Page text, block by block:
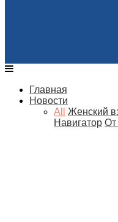
Главная
Новости
All
Женский
Навигатор От